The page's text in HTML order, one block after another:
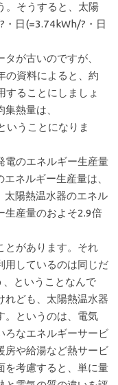
。そうすると、太陽
・日(=3.74kWh/?・日
が古いのですが、
の資料によると、約
することにしましょ
熱量は、
いうことになりま
電のエネルギー生産量
ネルギー生産量は、
太陽熱温水器のエネル
生産量のおよそ2.9倍
とがあります。それ
用しているのは同じだ
、ということなんで
れども、太陽熱温水器
。というのは、電気
ろなエネルギーサービ
房や給湯など熱サービ
を考慮すると、単に量